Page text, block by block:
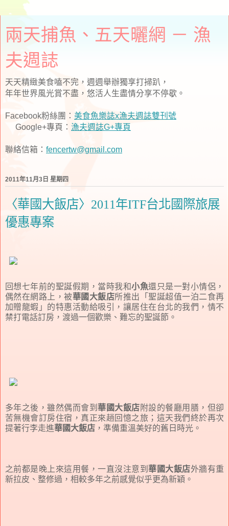
兩天捕魚、五天曬網 － 漁
夫週誌
天天精緻美食嗑不完，週週舉辦獨享打掃趴，
年年世界風光賞不盡，悠活人生盡情分享不停歇。
Facebook粉絲團： 美食魚樂誌x漁夫週誌雙刊號
Google+專頁： 漁夫週誌G+專頁
聯絡信箱： fencertw@gmail.com
2011年11月3日 星期四
〈華國大飯店〉2011年ITF台北國際旅展
優惠專案
回想七年前的聖誕假期，當時我和小魚還只是一對小情侶，
偶然在網路上，被華國大飯店所推出「聖誕超值一泊二食再
加贈龍蝦」的特惠活動給吸引，讓居住在台北的我們，情不
禁打電話訂房，渡過一個歡樂、難忘的聖誕節。
多年之後，雖然偶而會到華國大飯店 附設的餐廳用膳，但卻
苦無機會訂房住宿，真正來趟回憶之旅；這天我們終於再次
提著行李走進華國大飯店 ，準備重溫美好的舊日時光。
之前都是晚上來這用餐，一直沒注意到華國大飯店外牆有重
新拉皮、整修過，相較多年之前感覺似乎更為新穎。